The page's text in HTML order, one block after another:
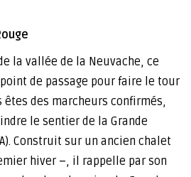
la vallée de la Neuvache, ce
de passage pour faire le tour
êtes des marcheurs confirmés,
le sentier de la Grande
Construit sur un ancien chalet
hiver –, il rappelle par son